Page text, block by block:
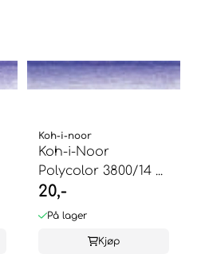
Koh-i-noor
Koh-i-Noor
Polycolor 3800/14 ...
20,-
På lager
Kjøp